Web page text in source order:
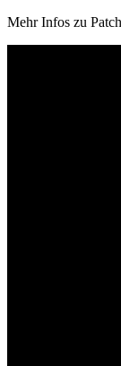
Mehr Infos zu